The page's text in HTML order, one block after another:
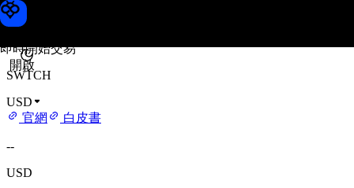
即時開始交易
開啟
Switchboard Protocol 價格
SWTCH
USD
官網
白皮書
--
USD